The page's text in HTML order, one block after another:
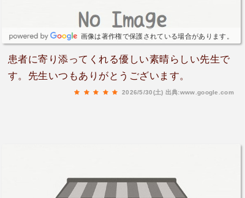
画像は著作権で保護されている場合があります。
患者に寄り添ってくれる優しい素晴らしい先生で
す。先生いつもありがとうございます。
2026/5/30(土) 出典:www.google.com